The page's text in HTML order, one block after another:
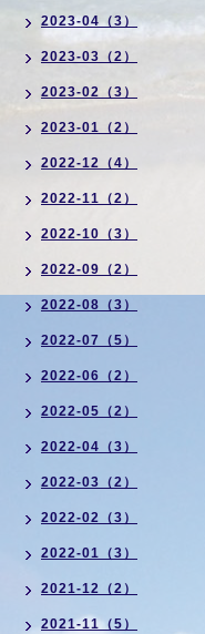
2023-04（3）
2023-03（2）
2023-02（3）
2023-01（2）
2022-12（4）
2022-11（2）
2022-10（3）
2022-09（2）
2022-08（3）
2022-07（5）
2022-06（2）
2022-05（2）
2022-04（3）
2022-03（2）
2022-02（3）
2022-01（3）
2021-12（2）
2021-11（5）